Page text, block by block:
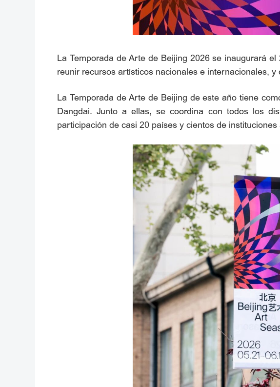
La Temporada de Arte de Beijing 2026 se inaugurará
reunir recursos artísticos nacionales e internacionales,
La Temporada de Arte de Beijing de este año tiene
Dangdai. Junto a ellas, se coordina con todos los
participación de casi 20 países y cientos de